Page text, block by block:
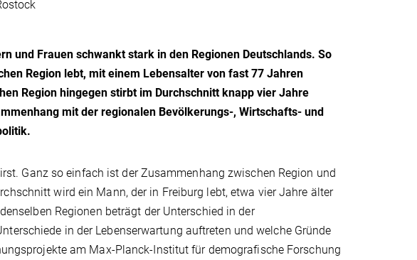
und Frauen schwankt stark in den Regionen Deutschlands. So
Region lebt, mit einem Lebensalter von fast 77 Jahren
Region hingegen stirbt im Durchschnitt knapp vier Jahre
mit der regionalen Bevölkerungs-, Wirtschafts- und
Ganz so einfach ist der Zusammenhang zwischen Region und
wird ein Mann, der in Freiburg lebt, etwa vier Jahre älter
Regionen beträgt der Unterschied in der
in der Lebenserwartung auftreten und welche Gründe
am Max-Planck-Institut für demografische Forschung